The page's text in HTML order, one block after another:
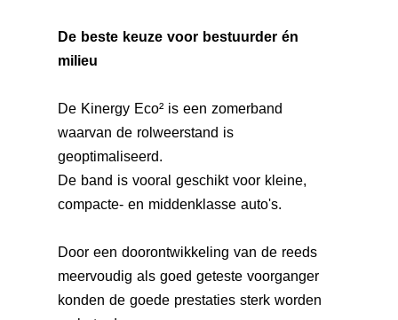
De beste keuze voor bestuurder én
milieu
De Kinergy Eco² is een zomerband
waarvan de rolweerstand is
geoptimaliseerd.
De band is vooral geschikt voor kleine,
compacte- en middenklasse auto's.
Door een doorontwikkeling van de reeds
meervoudig als goed geteste voorganger
konden de goede prestaties sterk worden